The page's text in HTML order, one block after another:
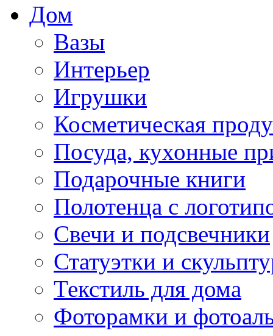
Дом
Вазы
Интерьер
Игрушки
Косметическая
Посуда, кухонные
Подарочные книги
Полотенца с
Свечи и подсвечники
Статуэтки и
Текстиль для дома
Фоторамки и